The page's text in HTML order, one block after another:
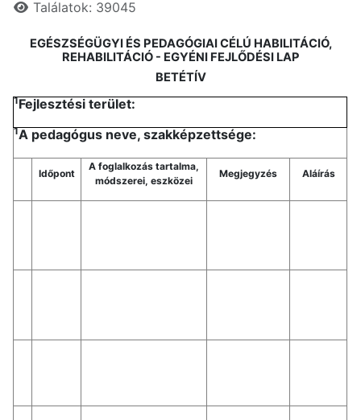
Találatok: 39045
EGÉSZSÉGÜGYI ÉS PEDAGÓGIAI CÉLÚ HABILITÁCIÓ,
REHABILITÁCIÓ - EGYÉNI FEJLŐDÉSI LAP
BETÉTÍV
1Fejlesztési terület:
1A pedagógus neve, szakképzettsége:
Időpont
A foglalkozás tartalma,
módszerei, eszközei
Megjegyzés Aláírás